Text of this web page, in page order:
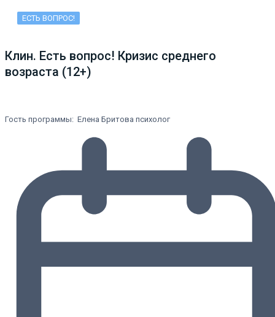
ЕСТЬ ВОПРОС!
Клин. Есть вопрос! Кризис среднего
возраста (12+)
Гость программы: Елена Бритова психолог